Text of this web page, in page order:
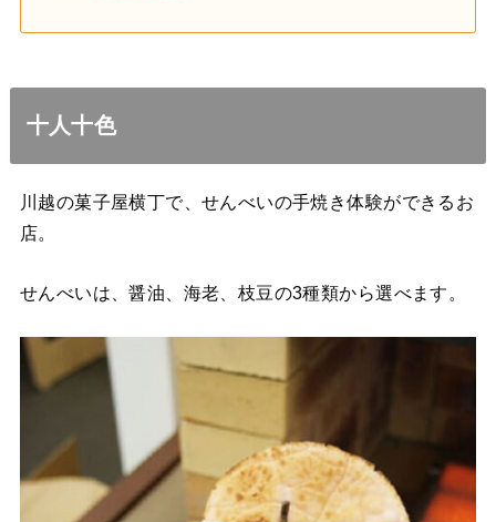
十人十色
川越の菓子屋横丁で、せんべいの手焼き体験ができるお
店。
せんべいは、醤油、海老、枝豆の3種類から選べます。